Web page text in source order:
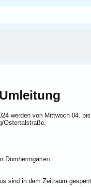
werden von Mittwoch 04.
Ostertalstraße,
Domherrngärten
sind in dem Zeitraum